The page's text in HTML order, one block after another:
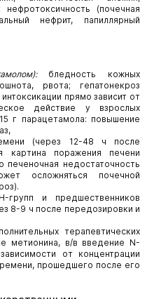
нефротоксичность (почечная
нефрит, папиллярный
бледность кожных
рвота; гепатонекроз
прямо зависит от
действие у взрослых
г парацетамола: повышение
(через 12-48 ч после
картина поражения печени
недостаточность
осложняться почечной
и предшественников
8-9 ч после передозировки и
терапевтических
метионина, в/в введение N-
от концентрации
прошедшего после его